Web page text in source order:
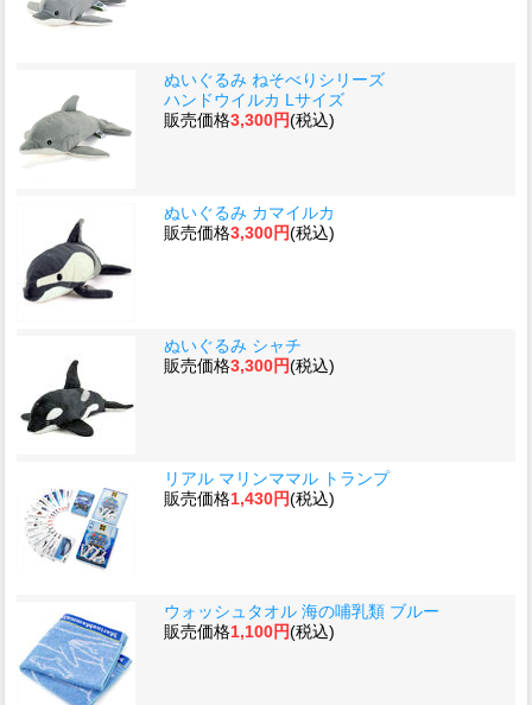
ぬいぐるみ ねそべりシリーズ
ハンドウイルカ Lサイズ
販売価格3,300円(税込)
ぬいぐるみ カマイルカ
販売価格3,300円(税込)
ぬいぐるみ シャチ
販売価格3,300円(税込)
リアル マリンママル トランプ
販売価格1,430円(税込)
ウォッシュタオル 海の哺乳類 ブルー
販売価格1,100円(税込)